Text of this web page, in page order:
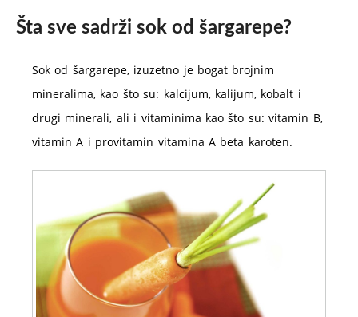
Šta sve sadrži sok od šargarepe?
Sok od šargarepe, izuzetno je bogat brojnim
mineralima, kao što su: kalcijum, kalijum, kobalt i
drugi minerali, ali i vitaminima kao što su: vitamin B,
vitamin A i provitamin vitamina A beta karoten.